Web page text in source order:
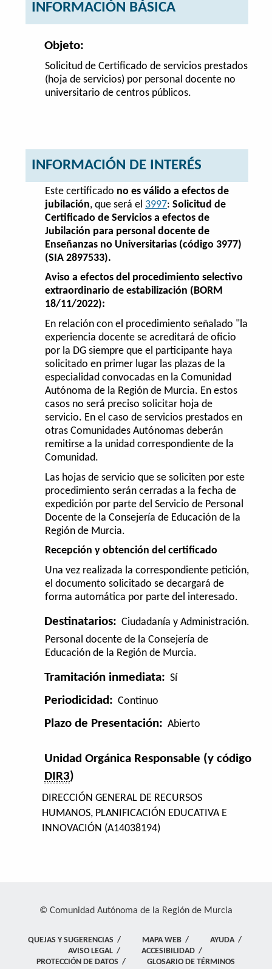
INFORMACIÓN BÁSICA
Objeto:
Solicitud de Certificado de servicios prestados
(hoja de servicios) por personal docente no
universitario de centros públicos.
INFORMACIÓN DE INTERÉS
Este certificado no es válido a efectos de
jubilación, que será el 3997:Solicitud de
Certificado de Servicios a efectos de
Jubilación para personal docente de
Enseñanzas no Universitarias (código 3977)
(SIA 2897533).
Aviso a efectos del procedimiento selectivo
extraordinario de estabilización (BORM
18/11/2022):
En relación con el procedimiento señalado "la
experiencia docente se acreditará de oficio
por la DG siempre que el participante haya
solicitado en primer lugar las plazas de la
especialidad convocadas en la Comunidad
Autónoma de la Región de Murcia. En estos
casos no será preciso solicitar hoja de
servicio. En el caso de servicios prestados en
otras Comunidades Autónomas deberán
remitirse a la unidad correspondiente de la
Comunidad.
Las hojas de servicio que se soliciten por este
procedimiento serán cerradas a la fecha de
expedición por parte del Servicio de Personal
Docente de la Consejería de Educación de la
Región de Murcia.
Recepción y obtención del certificado
Una vez realizada la correspondiente petición,
el documento solicitado se decargará de
forma automática por parte del interesado.
Destinatarios: Ciudadanía y Administración.
Personal docente de la Consejería de
Educación de la Región de Murcia.
Tramitación inmediata: Sí
Periodicidad: Continuo
Plazo de Presentación: Abierto
Unidad Orgánica Responsable (y código
DIR3)
DIRECCIÓN GENERAL DE RECURSOS
HUMANOS, PLANIFICACIÓN EDUCATIVA E
INNOVACIÓN (A14038194)
© Comunidad Autónoma de la Región de Murcia
QUEJAS Y SUGERENCIAS / MAPA WEB / AYUDA/
AVISO LEGAL/ ACCESIBILIDAD/
PROTECCIÓN DE DATOS / GLOSARIO DE TÉRMINOS